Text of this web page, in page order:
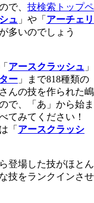
で、 技検索トップペ
ュ 」や「 アーチェリ
多いのでしょう
アースクラッシュ 」
ー 」まで818種類の
んの技を作られた嶋
で、「あ」から始ま
てみてください！
「 アースクラッシ
登場した技がほとん
技をランクインさせ